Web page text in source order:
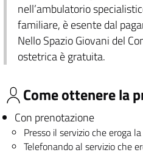
nell’ambulatorio
familiare, è esente dal
Nello Spazio Giovani del
ostetrica è gratuita.
Come ottenere la
Con prenotazione
Presso il servizio che eroga
Telefonando al servizio che